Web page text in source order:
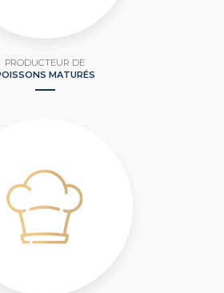
PRODUCTEUR DE
MATURÉS